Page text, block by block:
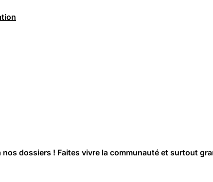
nos dossiers ! Faites vivre la communauté et surtout